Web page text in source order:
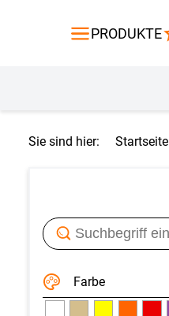
PRODUKTE
Gardinen
Sie sind hier: Startseite
Farbe